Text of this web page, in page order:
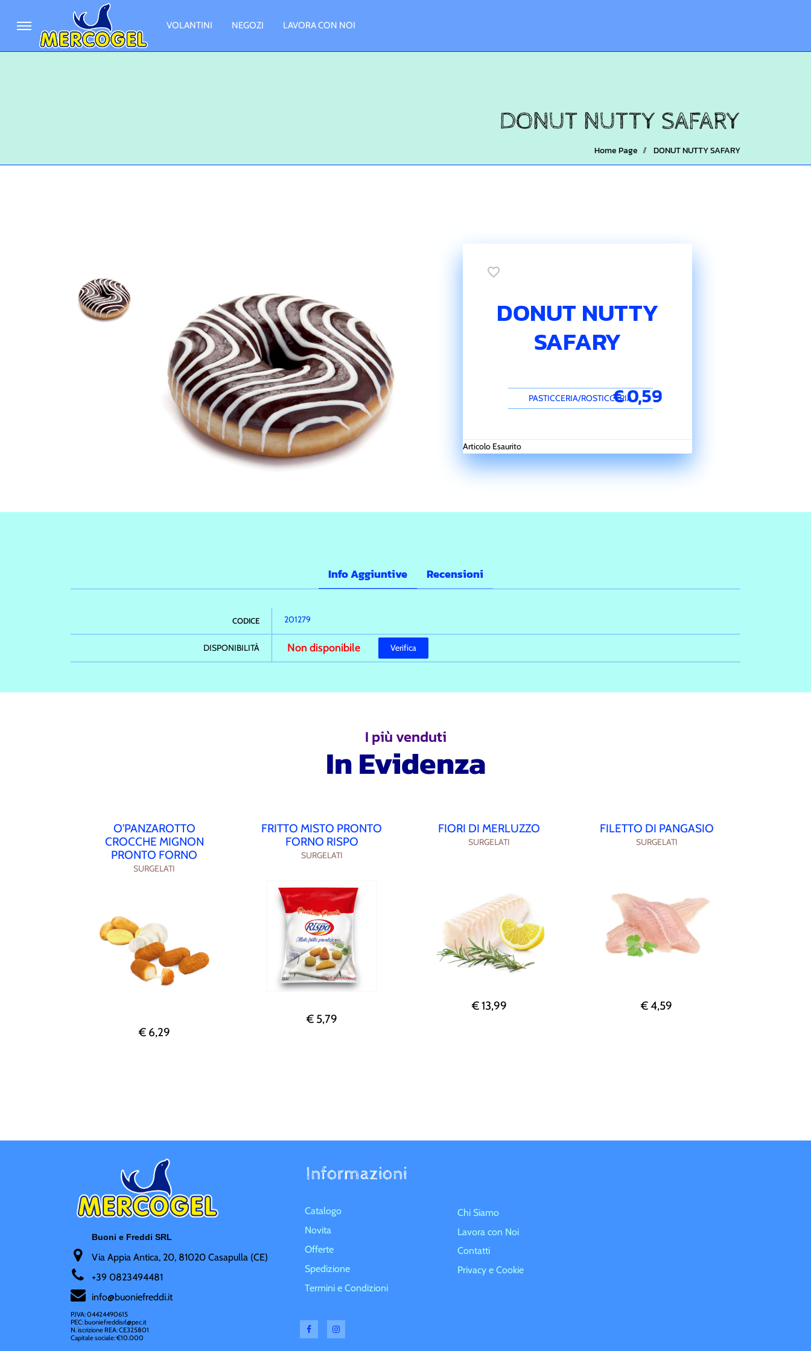
VOLANTINI NEGOZI LAVORA CON NOI
DONUT NUTTY SAFARY
Home Page DONUT NUTTY SAFARY
favorite_border
DONUT NUTTY
SAFARY
PASTICCERIA/ROSTICCERIA€ 0,59
Articolo Esaurito
Info Aggiuntive Recensioni
CODICE 201279
DISPONIBILITÀ Verifica
Non disponibile
I più venduti
In Evidenza
O'PANZAROTTO
CROCCHE MIGNON
PRONTO FORNO
SURGELATI
€ 6,29
FRITTO MISTO PRONTO
FORNO RISPO
SURGELATI
€ 5,79
FIORI DI MERLUZZO
SURGELATI
€ 13,99
FILETTO DI PANGASIO
SURGELATI
€ 4,59
Buoni e Freddi SRL
Via Appia Antica, 20, 81020 Casapulla (CE)
+39 0823494481
info@buoniefreddi.it
P.IVA: 04424490615
PEC: buoniefreddisrl@pec.it
N. iscrizione REA: CE325801
Capitale sociale: €10.000
Informazioni
Catalogo
Novita
Offerte
Spedizione
Termini e Condizioni
Chi Siamo
Lavora con Noi
Contatti
Privacy e Cookie